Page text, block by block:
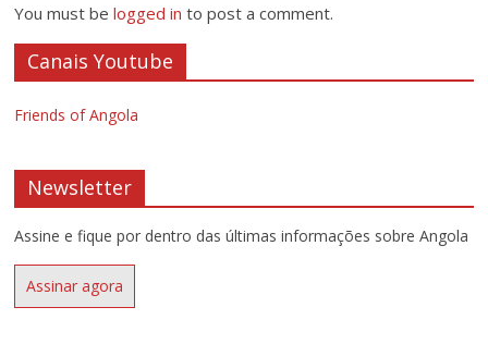
You must belogged in to post a comment.
Canais Youtube
Friends of Angola
Newsletter
Assine e fique por dentro das últimas informações sobre Angola
Assinar agora